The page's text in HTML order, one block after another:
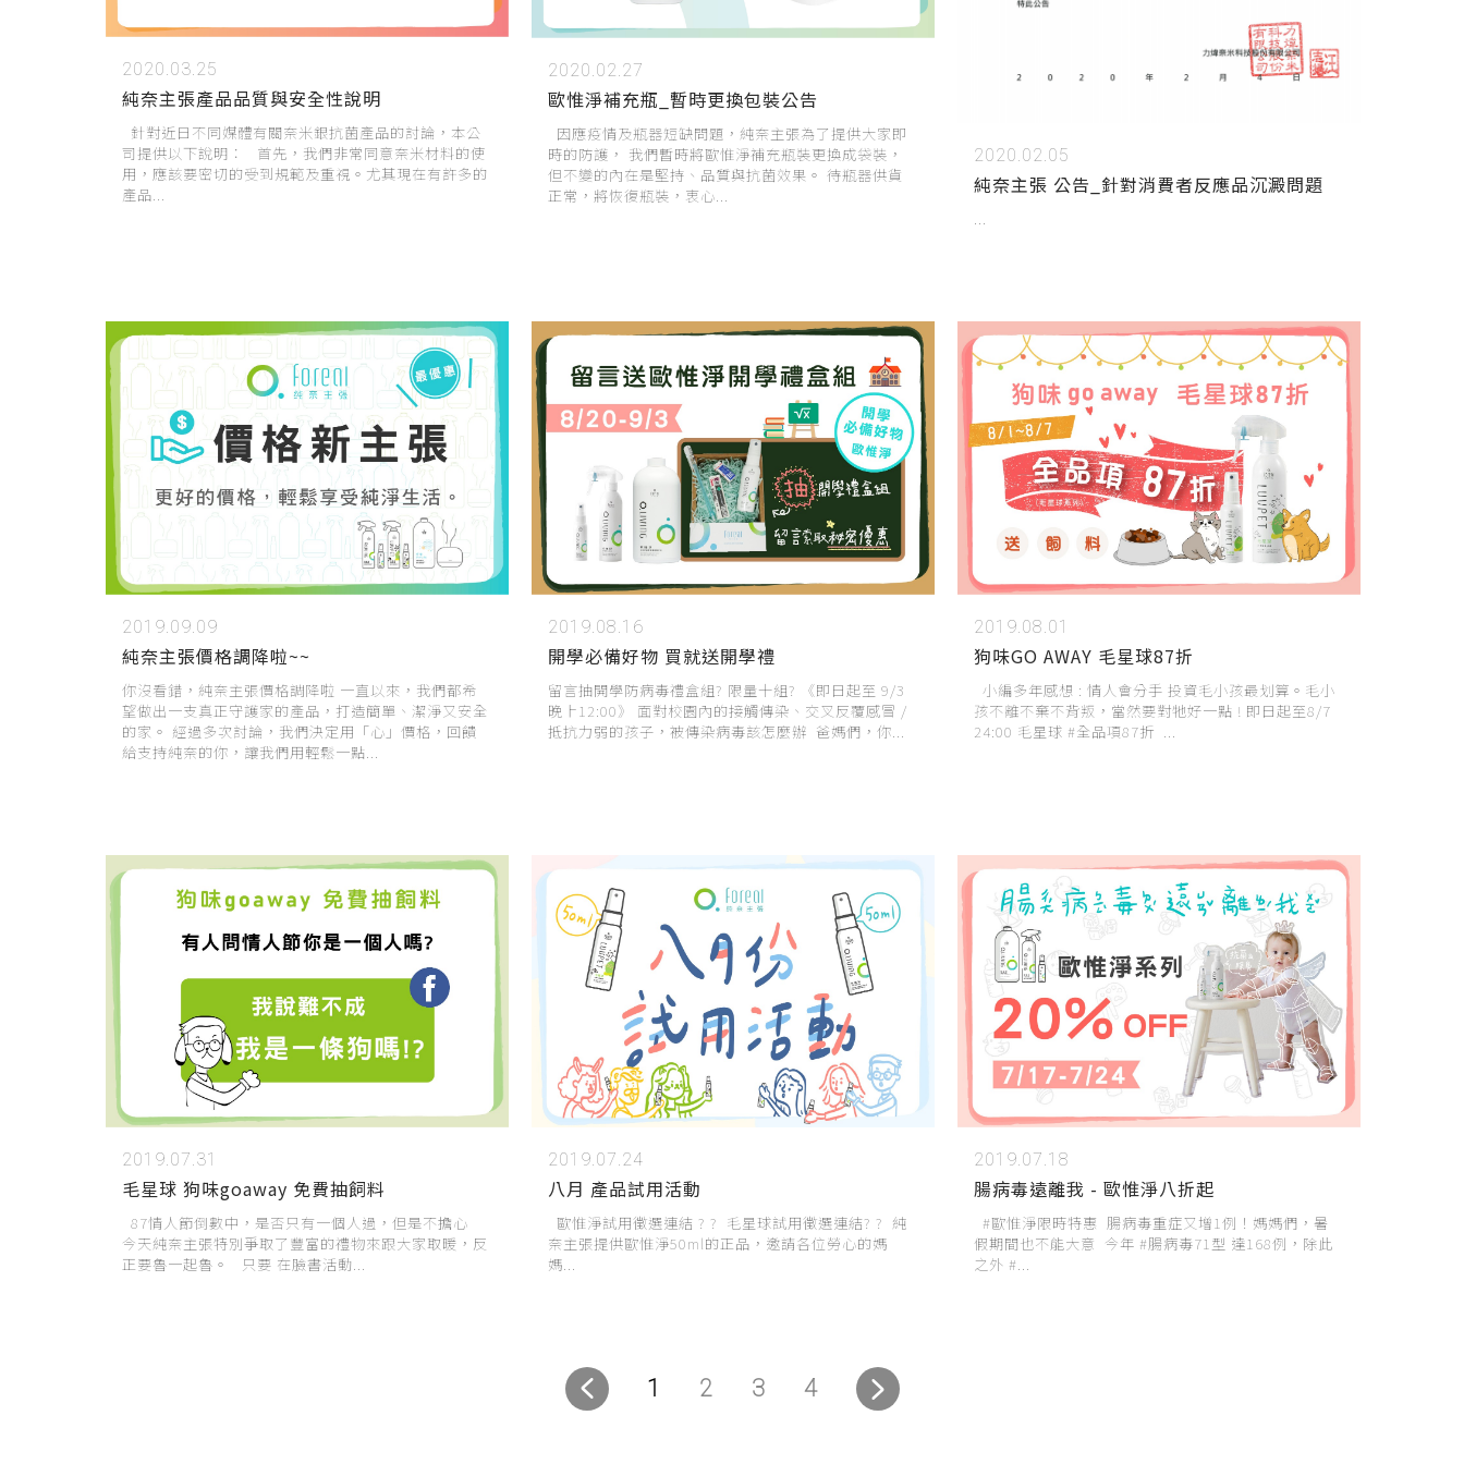
2020.03.25
純奈主張產品品質與安全性說明
針對近日不同媒體有關奈米銀抗菌產品的討論，本公
司提供以下說明： 首先，我們非常同意奈米材料的使
用，應該要密切的受到規範及重視。尤其現在有許多的
產品...
2020.02.27
歐惟淨補充瓶_暫時更換包裝公告
因應疫情及瓶器短缺問題，純奈主張為了提供大家即
時的防護， 我們暫時將歐惟淨補充瓶裝更換成袋裝，
但不變的內在是堅持、品質與抗菌效果。 待瓶器供貨
正常，將恢復瓶裝，衷心...
2020.02.05
純奈主張 公告_針對消費者反應品沉澱問題
...
2019.09.09
純奈主張價格調降啦~~
你沒看錯，純奈主張價格調降啦 一直以來，我們都希
望做出一支真正守護家的產品，打造簡單、潔淨又安全
的家。 經過多次討論，我們決定用「心」價格，回饋
給支持純奈的你，讓我們用輕鬆一點...
2019.08.16
開學必備好物 買就送開學禮
留言抽開學防病毒禮盒組? 限量十組? 《即日起至 9/3
晚上12:00》 面對校園內的接觸傳染、交叉反覆感冒 /
抵抗力弱的孩子，被傳染病毒該怎麼辦 爸媽們，你...
2019.08.01
狗味GO AWAY 毛星球87折
小編多年感想 : 情人會分手 投資毛小孩最划算。毛小
孩不離不棄不背叛，當然要對牠好一點 ! 即日起至8/7
24:00 毛星球 #全品項87折 ...
2019.07.31
毛星球 狗味goaway 免費抽飼料
87情人節倒數中，是否只有一個人過，但是不擔心
今天純奈主張特別爭取了豐富的禮物來跟大家取暖，反
正要魯一起魯。 只要 在臉書活動...
2019.07.24
八月 產品試用活動
歐惟淨試用徵選連結 ? ? 毛星球試用徵選連結? ? 純
奈主張提供歐惟淨50ml的正品，邀請各位勞心的媽
媽...
2019.07.18
腸病毒遠離我 - 歐惟淨八折起
#歐惟淨限時特惠 腸病毒重症又增1例！媽媽們，暑
假期間也不能大意 今年 #腸病毒71型 達168例，除此
之外 #...
1 2 3 4